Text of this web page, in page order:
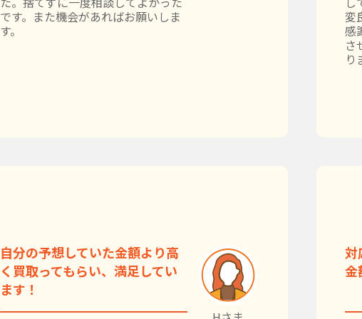
です。また機会があればお願いしま
す。
変
感
さ
り
自分の予想していた金額より高
く買取ってもらい、満足してい
ます！
対
金